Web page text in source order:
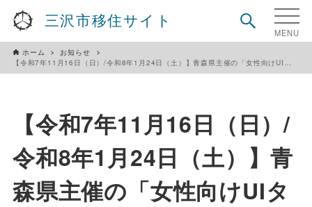
三沢市移住サイト
ホーム
お知らせ
【令和7年11月16日（日）/令和8年1月24日（土）】青森県主催の「女性向けUIターン交流イベントin東京」が開催されます！
【令和7年11月16日（日）/
令和8年1月24日（土）】青
森県主催の「女性向けUIタ